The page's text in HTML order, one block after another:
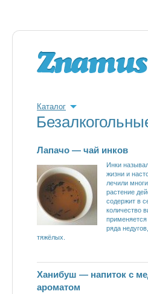
Каталог
Лапачо — чай инков
Инки
жизни и
лечили
растение
содержит в
количество
применяется
ряда
тяжёлых.
Ханибуш — напиток с
ароматом